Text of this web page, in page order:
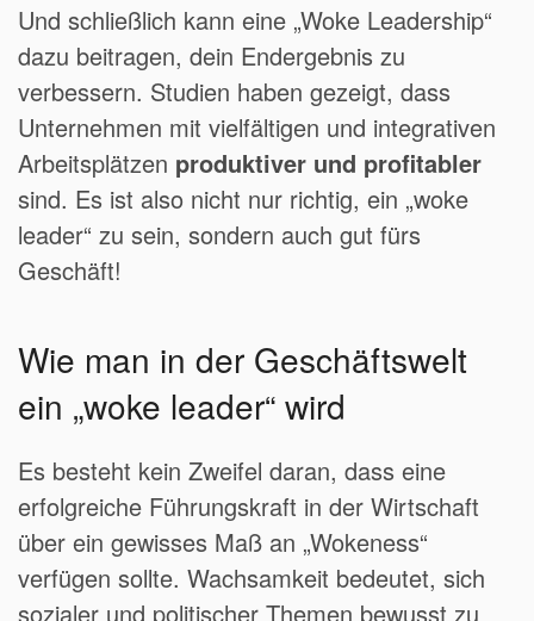
Und schließlich kann eine „Woke Leadership“
dazu beitragen, dein Endergebnis zu
verbessern. Studien haben gezeigt, dass
Unternehmen mit vielfältigen und integrativen
Arbeitsplätzen produktiver und profitabler
sind. Es ist also nicht nur richtig, ein „woke
leader“ zu sein, sondern auch gut fürs
Geschäft!
Wie man in der Geschäftswelt
ein „woke leader“ wird
Es besteht kein Zweifel daran, dass eine
erfolgreiche Führungskraft in der Wirtschaft
über ein gewisses Maß an „Wokeness“
verfügen sollte. Wachsamkeit bedeutet, sich
sozialer und politischer Themen bewusst zu